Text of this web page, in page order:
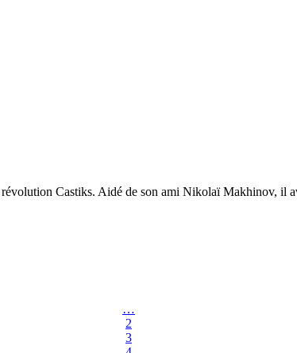
Castiks. Aidé de son ami Nikolaï Makhinov, il
…
2
3